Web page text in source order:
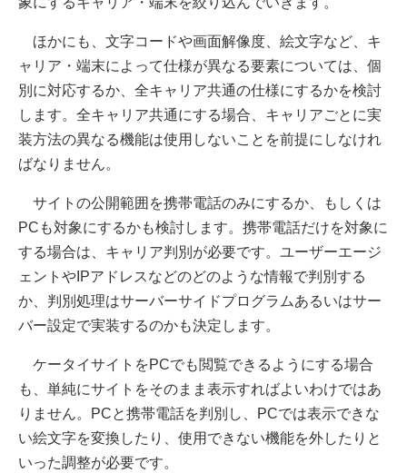
ほかにも、文字コードや画面解像度、絵文字など、キ
ャリア・端末によって仕様が異なる要素については、個
別に対応するか、全キャリア共通の仕様にするかを検討
します。全キャリア共通にする場合、キャリアごとに実
装方法の異なる機能は使用しないことを前提にしなけれ
ばなりません。
サイトの公開範囲を携帯電話のみにするか、もしくは
PCも対象にするかも検討します。携帯電話だけを対象に
する場合は、キャリア判別が必要です。ユーザーエージ
ェントやIPアドレスなどのどのような情報で判別する
か、判別処理はサーバーサイドプログラムあるいはサー
バー設定で実装するのかも決定します。
ケータイサイトをPCでも閲覧できるようにする場合
も、単純にサイトをそのまま表示すればよいわけではあ
りません。PCと携帯電話を判別し、PCでは表示できな
い絵文字を変換したり、使用できない機能を外したりと
いった調整が必要です。